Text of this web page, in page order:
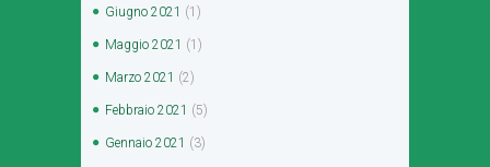
Giugno 2021 (1)
Maggio 2021 (1)
Marzo 2021 (2)
Febbraio 2021 (5)
Gennaio 2021 (3)